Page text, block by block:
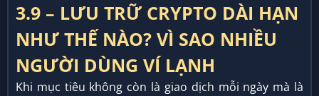
3.9 – LƯU TRỮ CRYPTO DÀI HẠN
NHƯ THẾ NÀO? VÌ SAO NHIỀU
NGƯỜI DÙNG VÍ LẠNH
Khi mục tiêu không còn là giao dịch mỗi ngày mà là